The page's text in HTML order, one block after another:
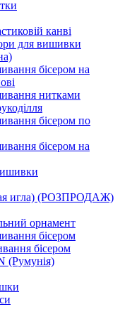
канві
для вишивки
бісером на
нитками
бісером по
бісером на
игла) (РОЗПРОДАЖ)
орнамент
бісером
бісером
(Румунія)